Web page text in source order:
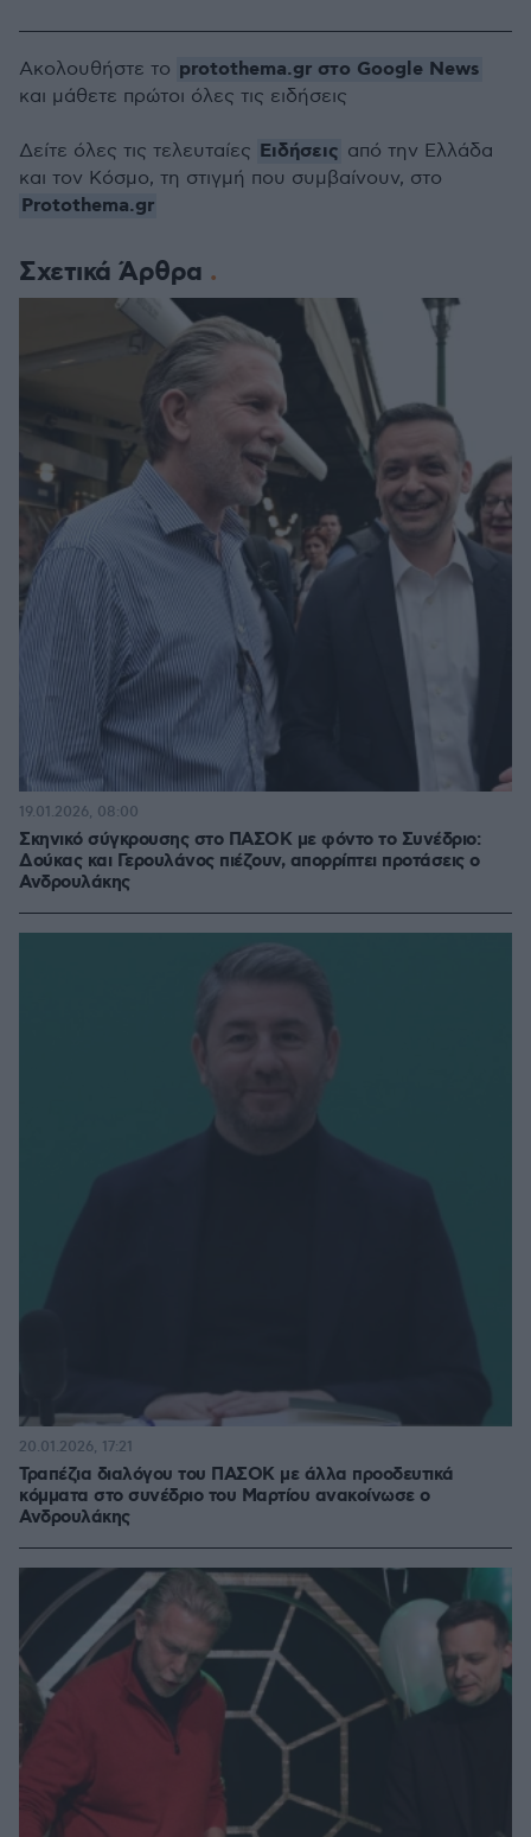
Σχετικά Άρθρα
Σκηνικό σύγκρουσης στο ΠΑΣΟΚ με φόντο το Συνέδριο:
Δούκας και Γερουλάνος πιέζουν, απορρίπτει προτάσεις ο
Ανδρουλάκης
19.01.2026, 08:00
Τραπέζια διαλόγου του ΠΑΣΟΚ με άλλα προοδευτικά
κόμματα στο συνέδριο του Μαρτίου ανακοίνωσε ο
Ανδρουλάκης
20.01.2026, 17:21
Ακολουθήστε το protothema.gr στο Google News
και μάθετε πρώτοι όλες τις ειδήσεις
Δείτε όλες τις τελευταίες Ειδήσεις από την Ελλάδα
και τον Κόσμο, τη στιγμή που συμβαίνουν, στο
Protothema.gr